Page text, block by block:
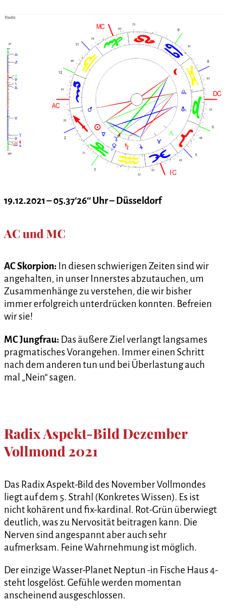
19.12.2021 – 05.37‘26‘‘ Uhr – Düsseldorf
AC und MC
AC Skorpion: In diesen schwierigen Zeiten sind wir
angehalten, in unser Innerstes abzutauchen, um
Zusammenhänge zu verstehen, die wir bisher
immer erfolgreich unterdrücken konnten. Befreien
wir sie!
MC Jungfrau: Das äußere Ziel verlangt langsames
pragmatisches Vorangehen. Immer einen Schritt
nach dem anderen tun und bei Überlastung auch
mal „Nein“ sagen.
Radix Aspekt-Bild Dezember
Vollmond 2021
Das Radix Aspekt-Bild des November Vollmondes
liegt auf dem 5. Strahl (Konkretes Wissen). Es ist
nicht kohärent und fix-kardinal. Rot-Grün überwiegt
deutlich, was zu Nervosität beitragen kann. Die
Nerven sind angespannt aber auch sehr
aufmerksam. Feine Wahrnehmung ist möglich.
Der einzige Wasser-Planet Neptun -in Fische Haus 4-
steht losgelöst. Gefühle werden momentan
anscheinend ausgeschlossen.